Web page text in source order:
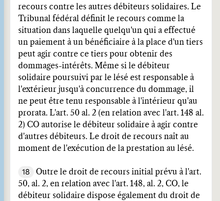
recours contre les autres débiteurs solidaires. Le
Tribunal fédéral définit le recours comme la
situation dans laquelle quelqu'un qui a effectué
un paiement à un bénéficiaire à la place d'un tiers
peut agir contre ce tiers pour obtenir des
dommages-intérêts. Même si le débiteur
solidaire poursuivi par le lésé est responsable à
l'extérieur jusqu'à concurrence du dommage, il
ne peut être tenu responsable à l'intérieur qu'au
prorata. L'art. 50 al. 2 (en relation avec l'art. 148 al.
2) CO autorise le débiteur solidaire à agir contre
d'autres débiteurs. Le droit de recours naît au
moment de l'exécution de la prestation au lésé.
18
Outre le droit de recours initial prévu à l'art.
50, al. 2, en relation avec l'art. 148, al. 2, CO, le
débiteur solidaire dispose également du droit de